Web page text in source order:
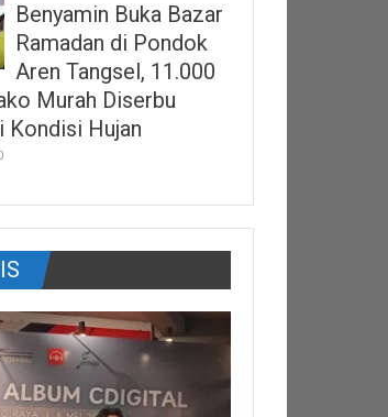
Benyamin Buka Bazar
Ramadan di Pondok
Aren Tangsel, 11.000
Murah Diserbu
Kondisi Hujan